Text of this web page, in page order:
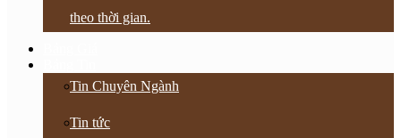
theo thời gian.
Tin Chuyên Ngành
Tin tức